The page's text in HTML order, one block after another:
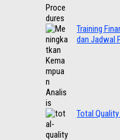
Training
dan Jadwal
Total